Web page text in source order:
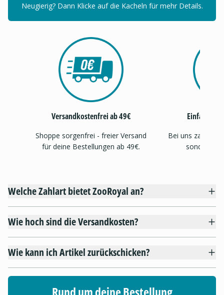
Neugierig? Dann Klicke auf die Kacheln für mehr Details.
Versandkostenfrei ab 49€
Shoppe sorgenfrei - freier Versand
für deine Bestellungen ab 49€.
Einfache,
Bei uns zahlst
sondern
Welche Zahlart bietet ZooRoyal an?
Wie hoch sind die Versandkosten?
Wie kann ich Artikel zurückschicken?
Rund um deine Bestellung